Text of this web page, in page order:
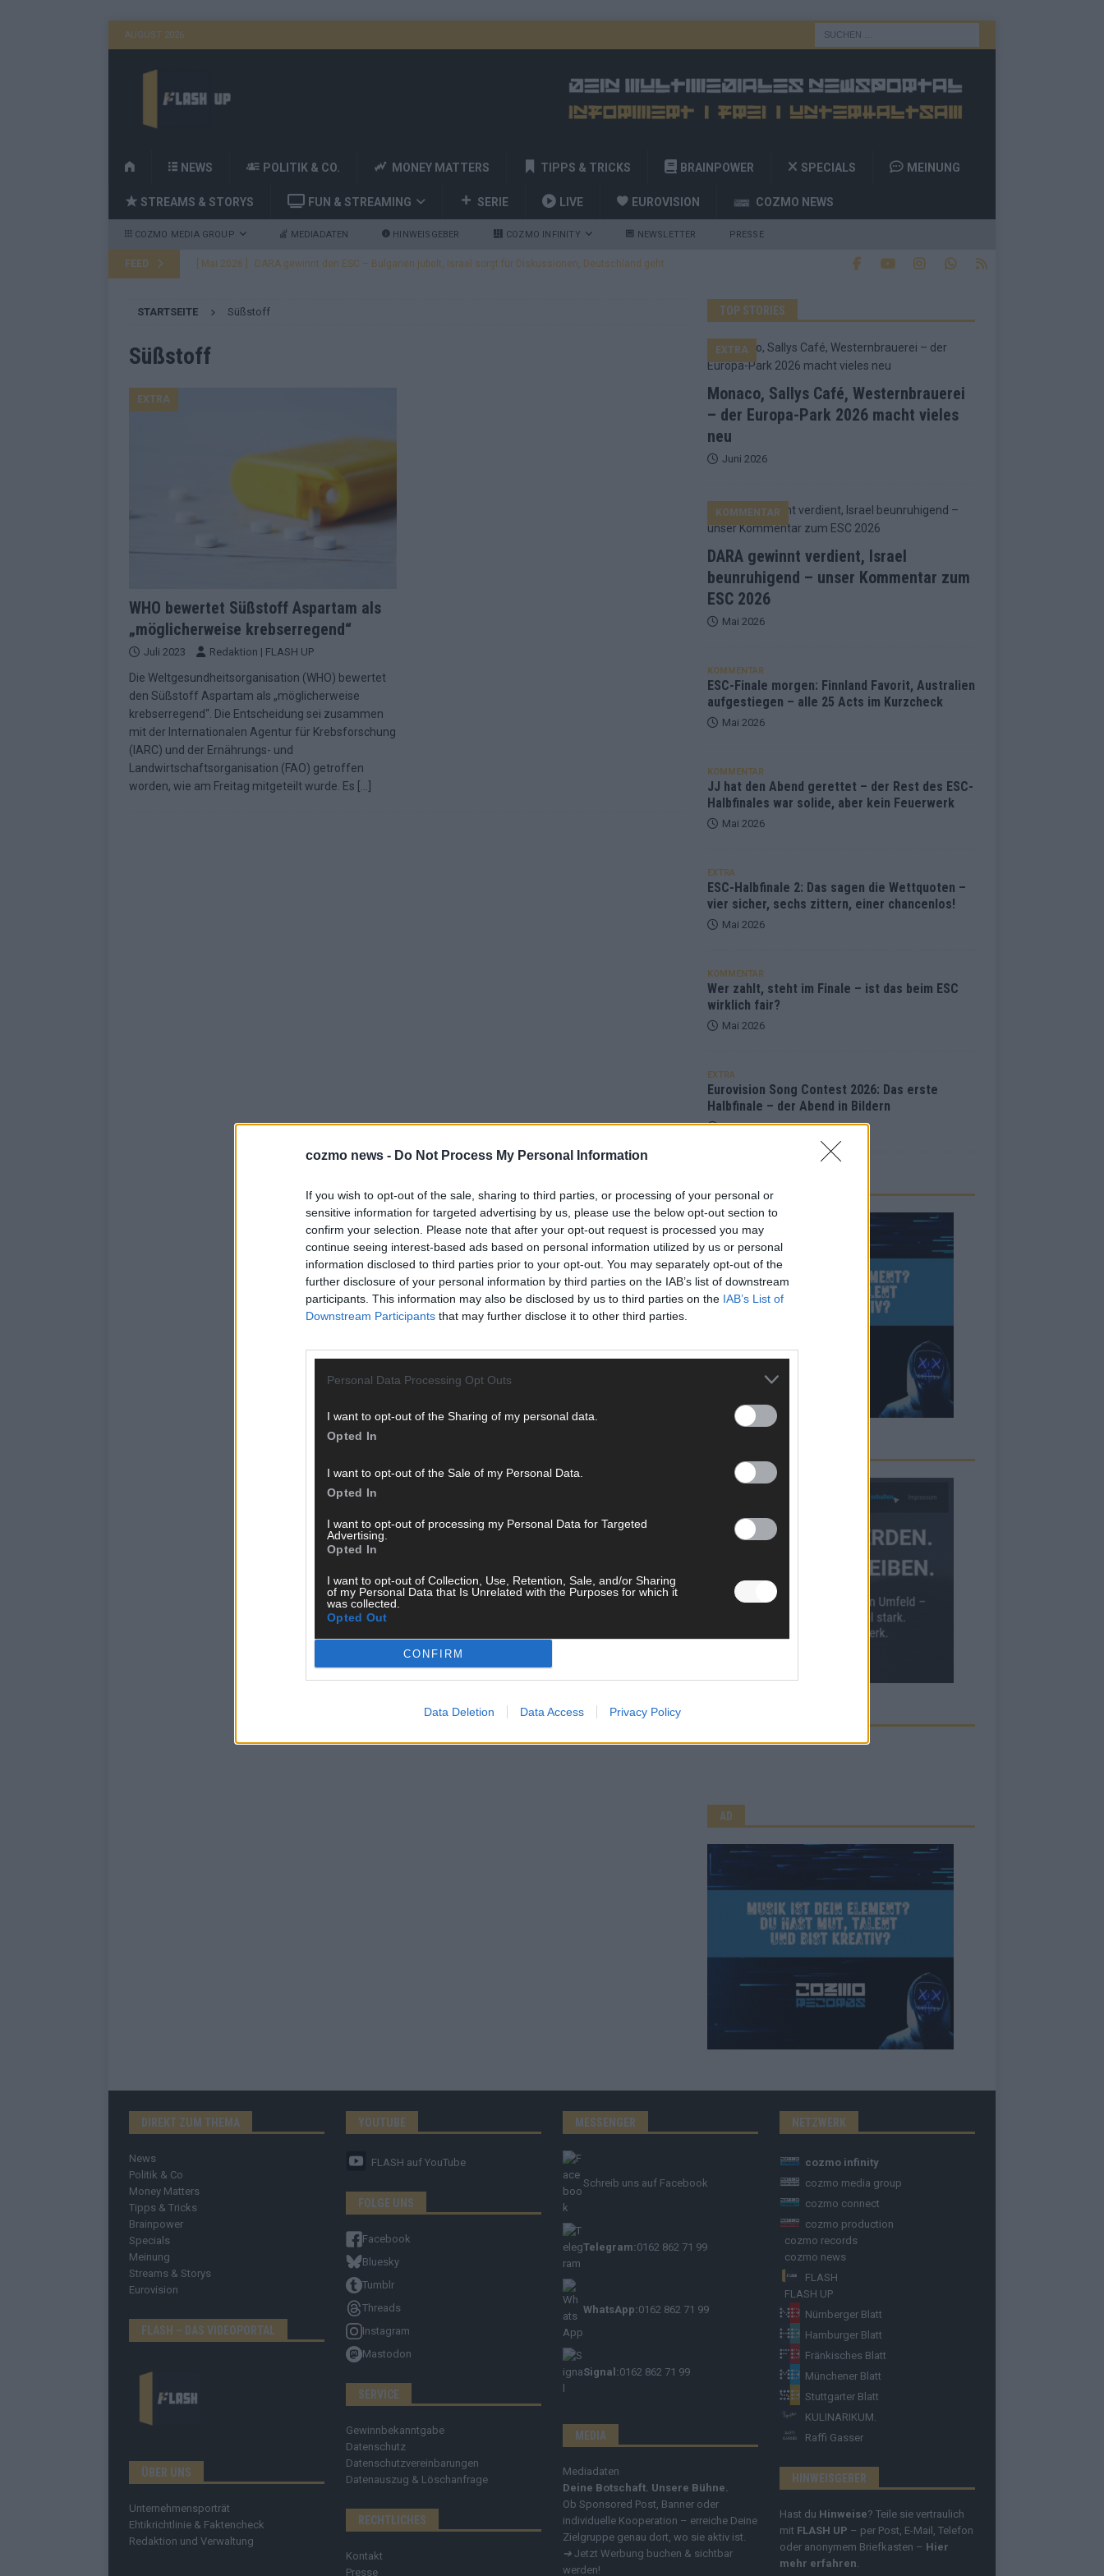
cozmo news - Do Not Process My Personal Information
If you wish to opt-out of the sale, sharing to third parties, or processing of your personal or
sensitive information for targeted advertising by us, please use the below opt-out section to
confirm your selection. Please note that after your opt-out request is processed you may
continue seeing interest-based ads based on personal information utilized by us or personal
information disclosed to third parties prior to your opt-out. You may separately opt-out of the
further disclosure of your personal information by third parties on the IAB’s list of downstream
participants. This information may also be disclosed by us to third parties on the IAB’s List of
Downstream Participants that may further disclose it to other third parties.
Personal Data Processing Opt Outs
I want to opt-out of the Sharing of my personal data.
Opted In
I want to opt-out of the Sale of my Personal Data.
Opted In
I want to opt-out of processing my Personal Data for Targeted
Advertising.
Opted In
I want to opt-out of Collection, Use, Retention, Sale, and/or Sharing
of my Personal Data that Is Unrelated with the Purposes for which it
was collected.
Opted Out
CONFIRM
Data Deletion Data Access Privacy Policy
AUGUST 2026
H
M
E
NEWS POLITIK & CO. MONEY MATTERS TIPPS & TRICKS BRAINPOWER SPECIALS MEINUNG
STREAMS & STORYS FUN & STREAMING SERIE LIVE EUROVISION COZMO NEWS
COZMO MEDIA GROUP MEDIADATEN HINWEISGEBER COZMO INFINITY NEWSLETTER PRESSE
FEED [ Mai 2026 ] JJ, Lordi, Verka Serduchka und Billy Joel – das ESC-Finale wird eine Party EUROVISION
[ Mai 2026 ]
[ Mai 2026 ]
JJ hat den Abend gerettet – der Rest des ESC-Halbfinales war solide, aber kein Feuerwerk
KOMMENTAR
ESC-Halbfinale 2: Das sagen die Wettquoten – vier sicher, sechs zittern, einer chancenlos!
[ Juni 2026 ] Monaco, Sallys Café, Westernbrauerei – der Europa-Park 2026 macht vieles neu
[ Mai 2026 ] DARA gewinnt verdient, Israel beunruhigend – unser Kommentar zum ESC 2026
KOMMENTAR
[ Mai 2026 ] DARA gewinnt den ESC – Bulgarien jubelt, Israel sorgt für Diskussionen, Deutschland geht
fast leer aus EUROVISION
STARTSEITE Süßstoff
Süßstoff
EXTRA
WHO bewertet Süßstoff Aspartam als
„möglicherweise krebserregend“
Juli 2023 Redaktion | FLASH UP
Die Weltgesundheitsorganisation (WHO) bewertet
den Süßstoff Aspartam als „möglicherweise
krebserregend“. Die Entscheidung sei zusammen
mit der Internationalen Agentur für Krebsforschung
(IARC) und der Ernährungs- und
Landwirtschaftsorganisation (FAO) getroffen
worden, wie am Freitag mitgeteilt wurde. Es
TOP STORIES
Monaco, Sallys Café, Westernbrauerei
– der Europa-Park 2026 macht vieles
neu
EXTRA
Juni 2026
DARA gewinnt verdient, Israel
beunruhigend – unser Kommentar zum
ESC 2026
KOMMENTAR
Mai 2026
KOMMENTAR
ESC-Finale morgen: Finnland Favorit, Australien
aufgestiegen – alle 25 Acts im Kurzcheck
Mai 2026
KOMMENTAR
JJ hat den Abend gerettet – der Rest des ESC-
Halbfinales war solide, aber kein Feuerwerk
Mai 2026
EXTRA
ESC-Halbfinale 2: Das sagen die Wettquoten –
vier sicher, sechs zittern, einer chancenlos!
Mai 2026
KOMMENTAR
Wer zahlt, steht im Finale – ist das beim ESC
wirklich fair?
Mai 2026
EXTRA
Eurovision Song Contest 2026: Das erste
Halbfinale – der Abend in Bildern
Mai 2026
AD
DIREKT ZUM THEMA
News
Politik & Co
Money Matters
Tipps & Tricks
Brainpower
Specials
Meinung
Streams & Storys
Eurovision
FLASH – DAS VIDEOPORTAL
ÜBER UNS
Unternehmensporträt
Ehtikrichtlinie & Faktencheck
Redaktion und Verwaltung
YOUTUBE
FLASH auf YouTube
FOLGE UNS
Facebook
Bluesky
Tumblr
Threads
Instagram
Mastodon
SERVICE
Gewinnbekanntgabe
Datenschutz
Datenschutzvereinbarungen
Datenauszug & Löschanfrage
RECHTLICHES
Kontakt
Presse
MESSENGER
Schreib uns auf Facebook
Telegram:0162 862 71 99
WhatsApp:0162 862 71 99
Signal:0162 862 71 99
MEDIA
Mediadaten
Deine Botschaft. Unsere Bühne.
Ob Sponsored Post, Banner oder
individuelle Kooperation – erreiche Deine
Zielgruppe genau dort, wo sie aktiv ist.
➔ Jetzt Werbung buchen & sichtbar
werden!
NETZWERK
cozmo infinity
cozmo media group
cozmo connect
cozmo production
cozmo records
cozmo news
FLASH
FLASH UP
Nürnberger Blatt
Hamburger Blatt
Fränkisches Blatt
Münchener Blatt
Stuttgarter Blatt
KULINARIKUM.
Raffi Gasser
HINWEISGEBER
Hast du Hinweise? Teile sie vertraulich
mit FLASH UP – per Post, E-Mail, Telefon
oder anonymem Briefkasten – Hier
mehr erfahren.